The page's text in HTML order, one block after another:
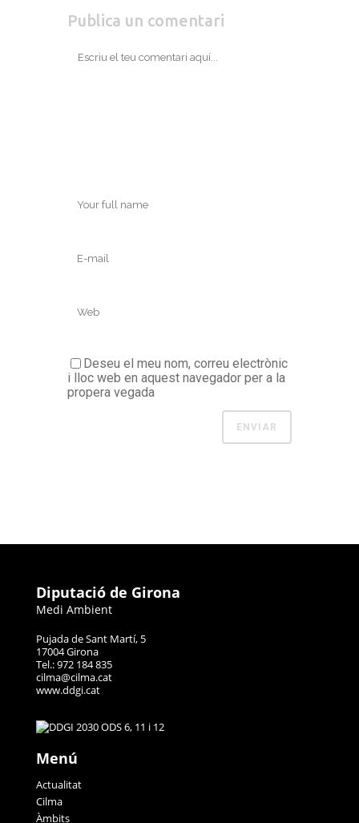
Publica un comentari
Deseu el meu nom, correu electrònic
i lloc web en aquest navegador per a la
propera vegada
Diputació de Girona
Medi Ambient
Pujada de Sant Martí, 5
17004 Girona
Tel.: 972 184 835
cilma@cilma.cat
www.ddgi.cat
Menú
Actualitat
Cilma
Àmbits